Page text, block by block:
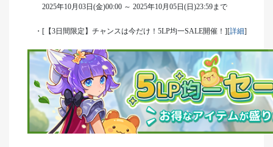
2025年10月03日(金)00:00 ～ 2025年10月05日(日)23:59まで
・[【3日間限定】チャンスは今だけ！5LP均一SALE開催！][詳細]